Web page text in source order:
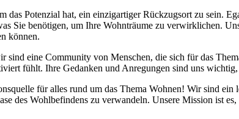
das Potenzial hat, ein einzigartiger Rückzugsort zu sein.
Sie benötigen, um Ihre Wohnträume zu verwirklichen.
können.
eine Community von Menschen, die sich für das
fühlt. Ihre Gedanken und Anregungen sind uns
für alles rund um das Thema Wohnen! Wir sind
des Wohlbefindens zu verwandeln. Unsere Mission ist